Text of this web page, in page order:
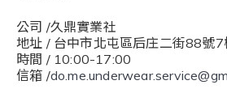
公司 /久鼎實業社
地址 / 台中市北屯區后庄二街88號7
時間 / 10:00-17:00
信箱 /